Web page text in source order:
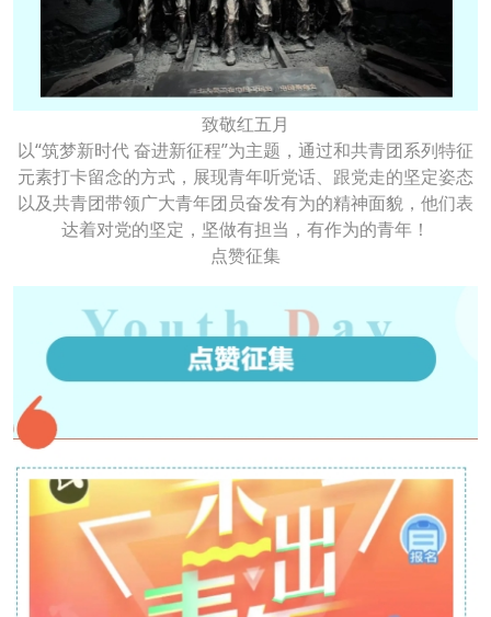
致敬红五月
以“筑梦新时代 奋进新征程”为主题，通过和共青团系列特征
元素打卡留念的方式，展现青年听党话、跟党走的坚定姿态
以及共青团带领广大青年团员奋发有为的精神面貌，他们表
达着对党的坚定，坚做有担当，有作为的青年！
点赞征集